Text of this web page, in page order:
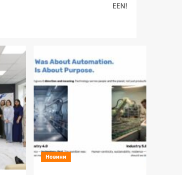
EEN!
Новини